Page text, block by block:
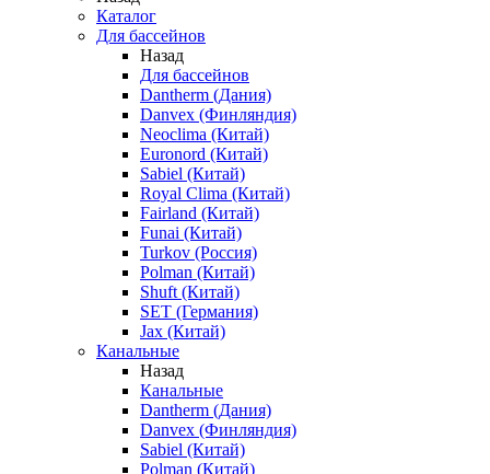
Каталог
Для бассейнов
Назад
Для бассейнов
Dantherm (Дания)
Danvex (Финляндия)
Neoclima (Китай)
Euronord (Китай)
Sabiel (Китай)
Royal Clima (Китай)
Fairland (Китай)
Funai (Китай)
Turkov (Россия)
Polman (Китай)
Shuft (Китай)
SET (Германия)
Jax (Китай)
Канальные
Назад
Канальные
Dantherm (Дания)
Danvex (Финляндия)
Sabiel (Китай)
Polman (Китай)